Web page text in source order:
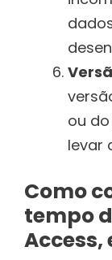
ou
levar
Como
tempo
Access,